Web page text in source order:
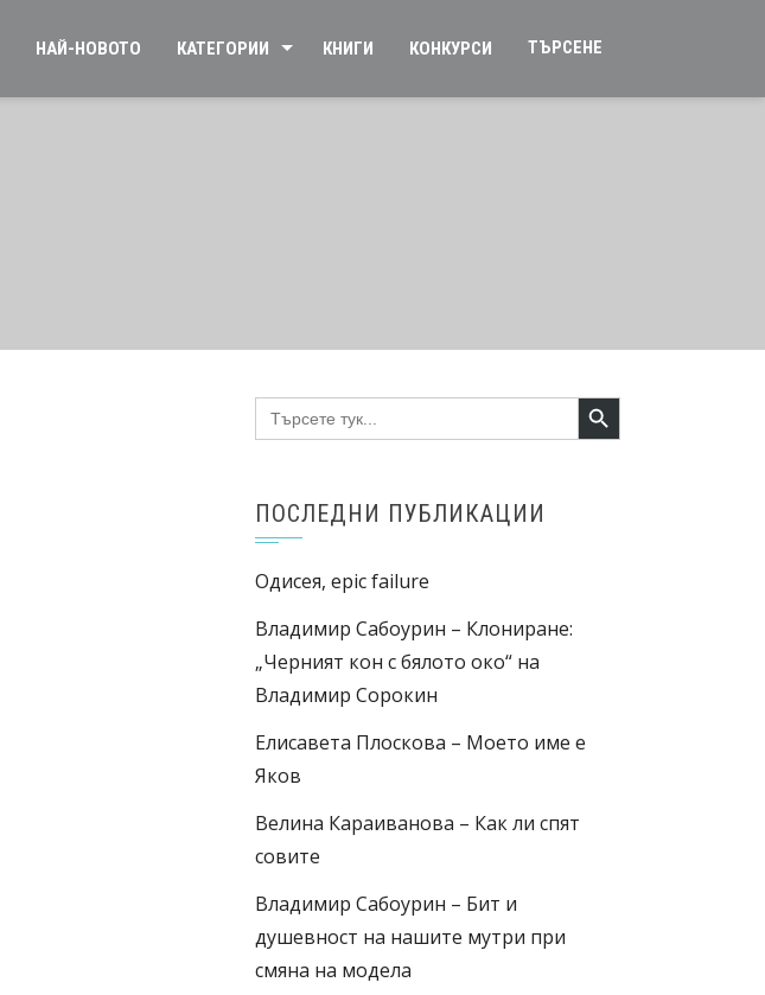
НАЙ-НОВОТО КАТЕГОРИИ КНИГИ КОНКУРСИ ТЪРСЕНЕ
Search
for:
Search Button
ПОСЛЕДНИ ПУБЛИКАЦИИ
Одисея, epic failure
Владимир Сабоурин – Клониране:
„Черният кон с бялото око“ на
Владимир Сорокин
Елисавета Плоскова – Моето име е
Яков
Велина Караиванова – Как ли спят
совите
Владимир Сабоурин – Бит и
душевност на нашите мутри при
смяна на модела